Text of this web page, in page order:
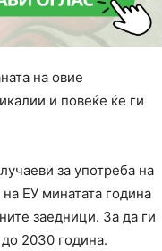
на овие
и повеќе ќе ги
за употреба на
ЕУ минатата година
заедници. За да ги
2030 година.